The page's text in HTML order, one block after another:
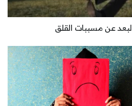
عن مسببات القلق